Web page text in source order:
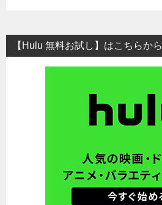
【Hulu 無料お試し】はこちらか